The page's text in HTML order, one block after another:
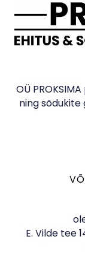
OÜ
ning
E. Vilde tee